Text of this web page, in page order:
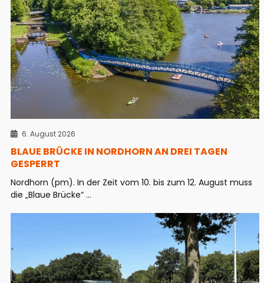
6. August 2026
BLAUE BRÜCKE IN NORDHORN AN DREI TAGEN
GESPERRT
Nordhorn (pm). In der Zeit vom 10. bis zum 12. August muss
die „Blaue Brücke“ ...